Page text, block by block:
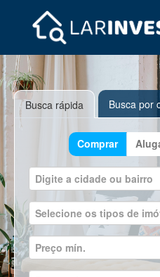
Busca rápida Busca por
Comprar